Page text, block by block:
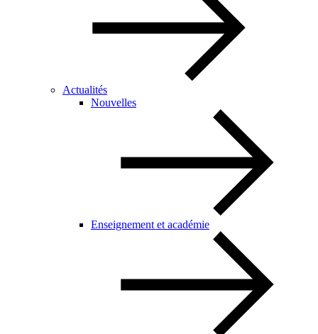
Actualités
Nouvelles
Enseignement et académie